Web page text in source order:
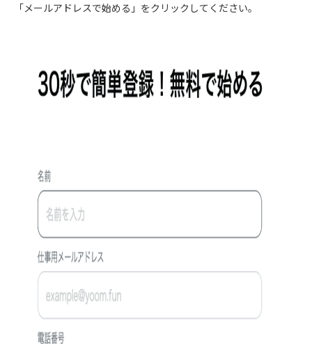
「メールアドレスで始める」をクリックしてください。